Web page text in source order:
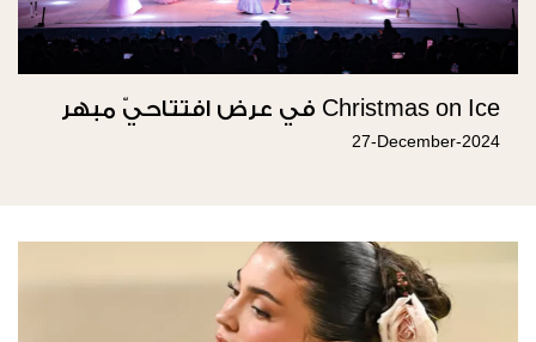
Christmas on Ice في عرض افتتاحيّ مبهر
27-December-2024